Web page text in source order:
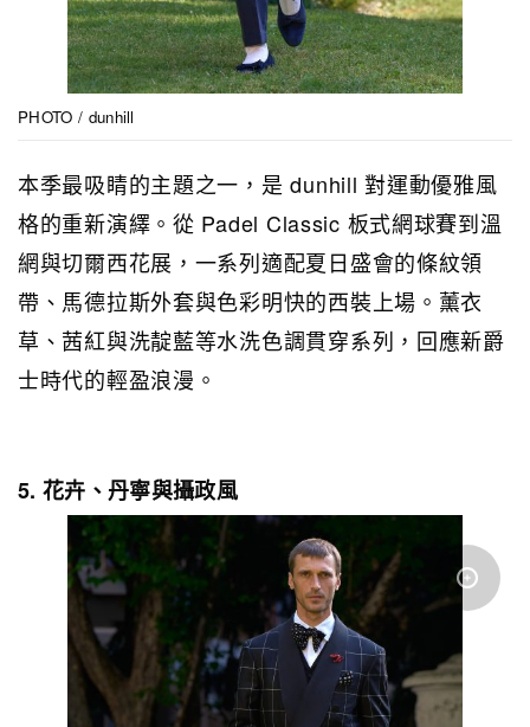
PHOTO / dunhill
本季最吸睛的主題之一，是 dunhill 對運動優雅風
格的重新演繹。從 Padel Classic 板式網球賽到溫
網與切爾西花展，一系列適配夏日盛會的條紋領
帶、馬德拉斯外套與色彩明快的西裝上場。薰衣
草、茜紅與洗靛藍等水洗色調貫穿系列，回應新爵
士時代的輕盈浪漫。
5. 花卉、丹寧與攝政風